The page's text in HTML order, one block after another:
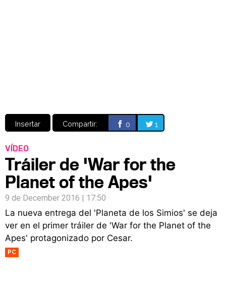
Insertar Compartir: 0 1
VÍDEO
Tráiler de 'War for the
Planet of the Apes'
9 de December 2016 | 17:50
La nueva entrega del 'Planeta de los Simios' se deja
ver en el primer tráiler de 'War for the Planet of the
Apes' protagonizado por Cesar.
PC